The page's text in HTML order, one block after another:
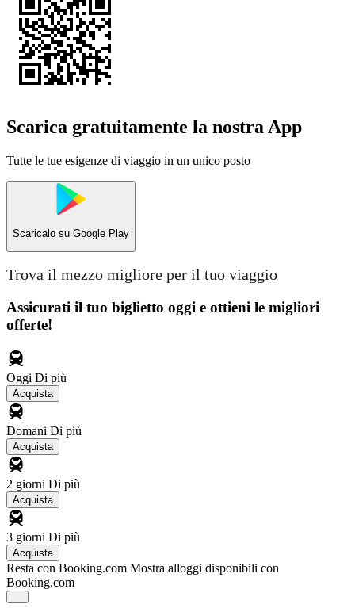
Scarica gratuitamente la nostra App
Tutte le tue esigenze di viaggio in un unico posto
Scaricalo su Google Play
Trova il mezzo migliore per il tuo viaggio
Assicurati il ​​tuo biglietto oggi e ottieni le migliori
offerte!
Oggi Di più
Acquista
Domani Di più
Acquista
2 giorni Di più
Acquista
3 giorni Di più
Acquista
Resta con Booking.com Mostra alloggi disponibili con
Booking.com